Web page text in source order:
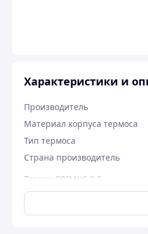
Характеристики и
Производитель
Материал корпуса термоса
Тип термоса
Страна производитель
Термос PRIMUS 0.5
Тщательно обработанный,